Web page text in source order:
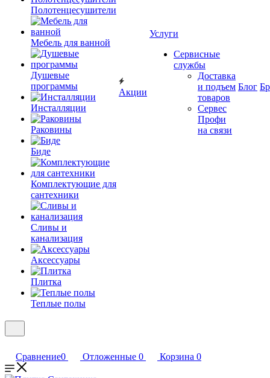
Полотенцесушители
Мебель для ванной
Душевые
программы
Инсталляции
Раковины
Биде
Комплектующие для
сантехники
Сливы и
канализация
Аксессуары
Плитка
Теплые полы
Акции
Услуги
Сервисные
службы
Доставка
и подъем
товаров
Сервес
Профи
на связи
Блог
Сравнение0 Отложенные 0 Корзина 0